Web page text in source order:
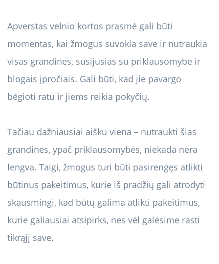
Apverstas velnio kortos prasmė gali būti
momentas, kai žmogus suvokia save ir nutraukia
visas grandines, susijusias su priklausomybe ir
blogais įpročiais. Gali būti, kad jie pavargo
bėgioti ratu ir jiems reikia pokyčių.
Tačiau dažniausiai aišku viena – nutraukti šias
grandines, ypač priklausomybės, niekada nėra
lengva. Taigi, žmogus turi būti pasirengęs atlikti
būtinus pakeitimus, kurie iš pradžių gali atrodyti
skausmingi, kad būtų galima atlikti pakeitimus,
kurie galiausiai atsipirks, nes vėl galėsime rasti
tikrąjį save.